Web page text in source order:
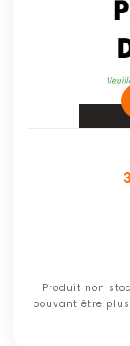
Produit non
pouvant être